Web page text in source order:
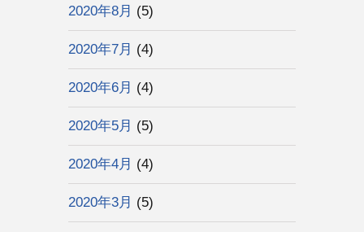
2020年8月 (5)
2020年7月 (4)
2020年6月 (4)
2020年5月 (5)
2020年4月 (4)
2020年3月 (5)